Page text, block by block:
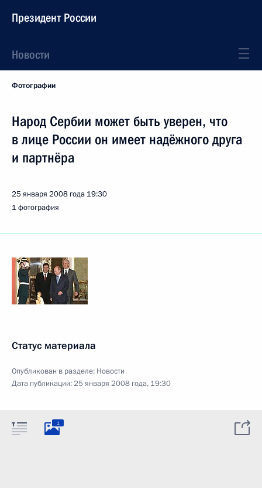
Президент России
Новости
Фотографии
Народ Сербии может быть уверен, что
в лице России он имеет надёжного друга
и партнёра
25 января 2008 года 19:30
1 фотография
Статус материала
Опубликован в разделе: Новости
Дата публикации:25 января 2008 года, 19:30
1